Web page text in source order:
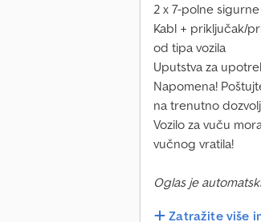
2 x 7-polne
Kabl + priključak/
od tipa vozila
Uputstva za
Napomena!
na trenutno
Vozilo za vuču
vučnog vratila!
Oglas je
Zatražite više